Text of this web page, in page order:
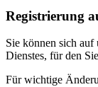
Registrierung
Sie können sich
Dienstes, für den
Für wichtige